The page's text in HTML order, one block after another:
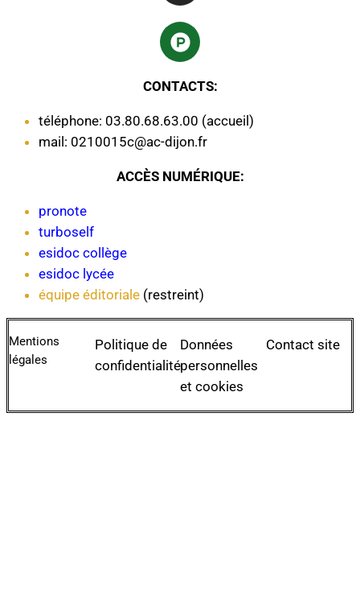
CONTACTS:
téléphone: 03.80.68.63.00 (accueil)
mail: 0210015c@ac-dijon.fr
ACCÈS NUMÉRIQUE:
pronote
turboself
esidoc collège
esidoc lycée
équipe éditoriale (restreint)
Mentions
légales
Politique de
confidentialité
Données
personnelles
et cookies
Contact site